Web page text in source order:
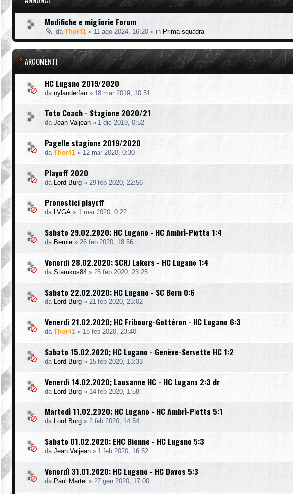
Modifiche e migliorie Forum
da Thor41 » 11 ago 2024, 16:20 » in Prima squadra
ARGOMENTI
HC Lugano 2019/2020
da nylanderfan » 18 mar 2019, 10:51
Toto Coach - Stagione 2020/21
da Jean Valjean » 1 dic 2019, 0:52
Pagelle stagione 2019/2020
da Thor41 » 12 mar 2020, 0:30
Playoff 2020
da Lord Burg » 29 feb 2020, 22:56
Pronostici playoff
da LVGA » 1 mar 2020, 0:22
Sabato 29.02.2020; HC Lugano - HC Ambrì-Piotta 1:4
da Bernie » 26 feb 2020, 18:56
Venerdi 28.02.2020; SCRJ Lakers - HC Lugano 1:4
da Stamkos84 » 25 feb 2020, 23:25
Sabato 22.02.2020; HC Lugano - SC Bern 0:6
da Lord Burg » 21 feb 2020, 23:02
Venerdì 21.02.2020; HC Fribourg-Gottéron - HC Lugano 6:3
da Thor41 » 18 feb 2020, 23:40
Sabato 15.02.2020; HC Lugano - Genève-Servette HC 1:2
da Lord Burg » 15 feb 2020, 13:33
Venerdì 14.02.2020; Lausanne HC - HC Lugano 2:3 dr
da Lord Burg » 14 feb 2020, 1:58
Martedì 11.02.2020; HC Lugano - HC Ambrì-Piotta 5:1
da Lord Burg » 2 feb 2020, 14:54
Sabato 01.02.2020; EHC Bienne - HC Lugano 5:3
da Jean Valjean » 1 feb 2020, 16:52
Venerdì 31.01.2020; HC Lugano - HC Davos 5:3
da Paul Martel » 27 gen 2020, 17:00